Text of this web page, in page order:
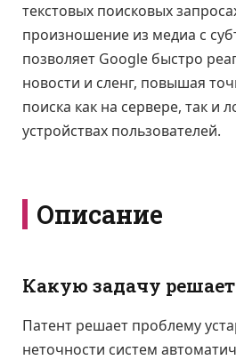
текстовых поисковых
произношение из медиа с
позволяет Google быстро
новости и сленг, повышая
поиска как на сервере, так и
устройствах пользователей.
Описание
Какую задачу решает
Патент решает проблему
неточности систем